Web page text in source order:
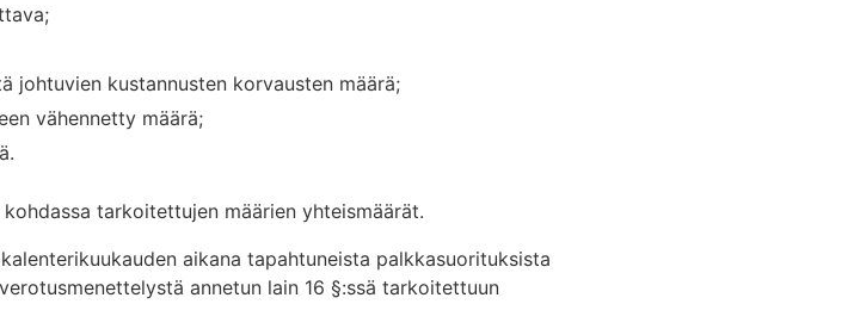
johtuvien kustannusten korvausten määrä;
vähennetty määrä;
tarkoitettujen määrien yhteismäärät.
aikana tapahtuneista palkkasuorituksista
annetun lain 16 §:ssä tarkoitettuun